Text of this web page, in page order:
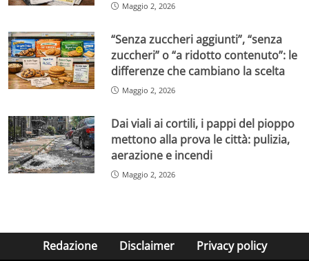
Maggio 2, 2026
“Senza zuccheri aggiunti”, “senza
zuccheri” o “a ridotto contenuto”: le
differenze che cambiano la scelta
Maggio 2, 2026
Dai viali ai cortili, i pappi del pioppo
mettono alla prova le città: pulizia,
aerazione e incendi
Maggio 2, 2026
Redazione Disclaimer Privacy policy